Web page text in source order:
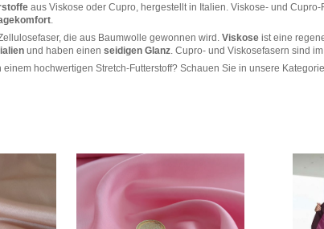
aus Viskose oder Cupro, hergestellt in Italien. Viskose- und Cupro-
die aus Baumwolle gewonnen wird. Viskose ist eine
und haben einen seidigen Glanz . Cupro- und Viskosefasern sind
hochwertigen Stretch-Futterstoff? Schauen Sie in unsere